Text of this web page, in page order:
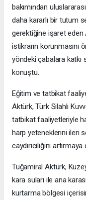
bakımından
daha kararlı bir tutum
gerektiğine işaret eden
istikrarın korunmasını
yöndeki çabalara katkı
konuştu.
Eğitim ve tatbikat
Aktürk, Türk Silahlı
tatbikat faaliyetleriyle
harp yeteneklerini ileri
caydırıcılığını
Tuğamiral Aktürk,
kara suları ile ana
kurtarma bölgesi